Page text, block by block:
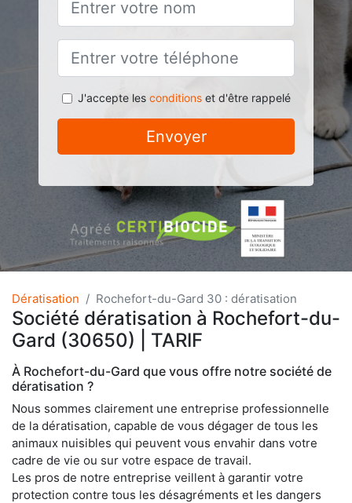
J'accepte les conditionset d'être rappelé
Envoyer
Dératisation Rochefort-du-Gard 30 : dératisation
Société dératisation à Rochefort-du-
Gard (30650) | TARIF
À Rochefort-du-Gard que vous offre notre société de
dératisation ?
Nous sommes clairement une entreprise professionnelle
de la dératisation, capable de vous dégager de tous les
animaux nuisibles qui peuvent vous envahir dans votre
cadre de vie ou sur votre espace de travail.
Les pros de notre entreprise veillent à garantir votre
protection contre tous les désagréments et les dangers